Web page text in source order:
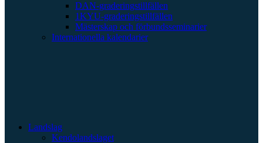
DAN-graderingstillfällen
1KYU-graderingstillfällen
Mästerskap och förbundsseminarier
Internationella kalendarier
Landslag
Kendolandslaget